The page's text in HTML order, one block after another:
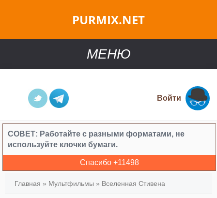
PURMIX.NET
МЕНЮ
Войти
СОВЕТ: Работайте с разными форматами, не
используйте клочки бумаги.
Спасибо +11498
Главная » Мультфильмы » Вселенная Стивена